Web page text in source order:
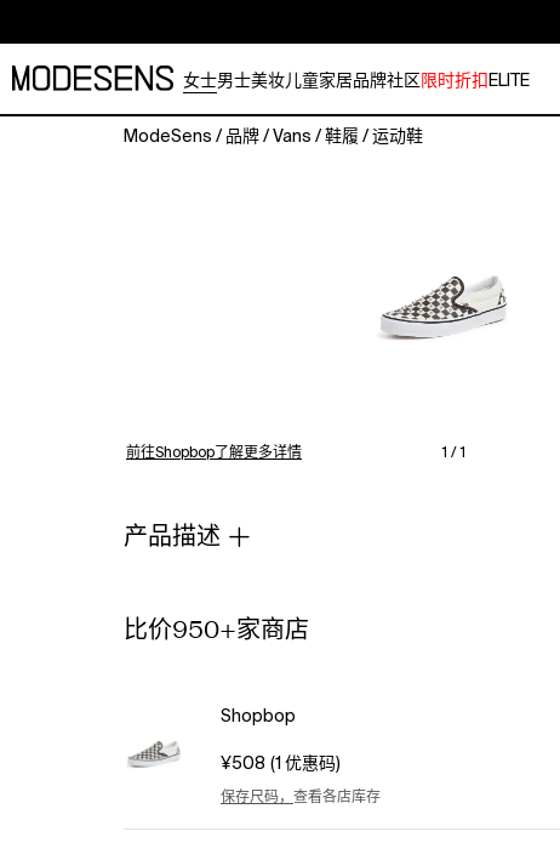
女士男士美妆儿童家居品牌社区 限时折扣 ELITE
ModeSens / 品牌 / Vans / 鞋履 / 运动鞋
collar.
Checkered
pattern.
Activity:
toe.
Imported,
前往Shopbop了解更多详情 1 / 1
产品描述
比价950+家商店
Shopbop
¥508 (1 优惠码)
保存尺码， 查看各店库存